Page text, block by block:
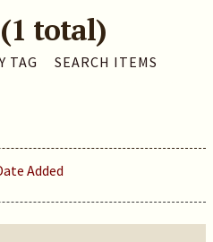
total)
TAG SEARCH ITEMS
Added